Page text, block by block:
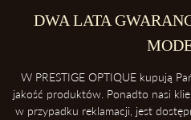
DWA LATA
W PRESTIGE OPTIQUE kupują
jakość produktów. Ponadto nasi
w przypadku reklamacji, jest